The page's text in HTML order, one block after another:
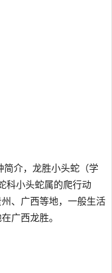
介，龙胜小头蛇（学
科小头蛇属的爬行动
、广西等地，一般生活
广西龙胜。